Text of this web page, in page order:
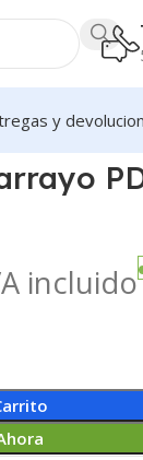
y
incluido